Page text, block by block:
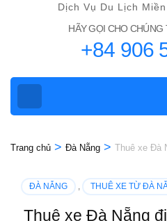
Dịch Vụ Du Lịch
HÃY GỌI CHO
+84 906
Trang chủ > Đà Nẵng > Thuê xe Đà
ĐÀ NẴNG , THUÊ XE TỪ ĐÀ
Thuê xe Đà Nẵng